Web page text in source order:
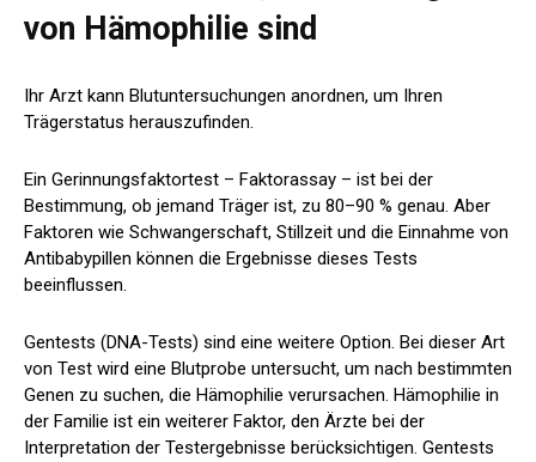
von Hämophilie sind
Ihr Arzt kann Blutuntersuchungen anordnen, um Ihren
Trägerstatus herauszufinden.
Ein Gerinnungsfaktortest – Faktorassay – ist bei der
Bestimmung, ob jemand Träger ist, zu 80–90 % genau. Aber
Faktoren wie Schwangerschaft, Stillzeit und die Einnahme von
Antibabypillen können die Ergebnisse dieses Tests
beeinflussen.
Gentests (DNA-Tests) sind eine weitere Option. Bei dieser Art
von Test wird eine Blutprobe untersucht, um nach bestimmten
Genen zu suchen, die Hämophilie verursachen. Hämophilie in
der Familie ist ein weiterer Faktor, den Ärzte bei der
Interpretation der Testergebnisse berücksichtigen. Gentests